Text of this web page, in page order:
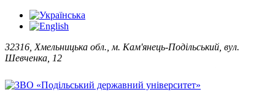
32316, Хмельницька обл., м. Кам'янець-Подільський, вул.
Шевченка, 12